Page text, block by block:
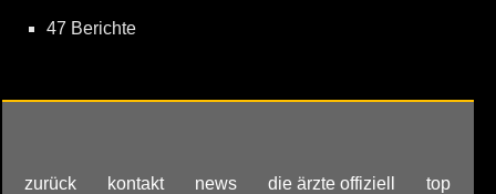
47 Berichte
zurück kontakt news die ärzte offiziell top